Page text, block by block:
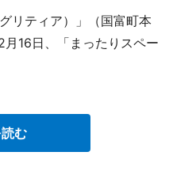
リティア）」（国富町本
16日、「まったりスペー
む